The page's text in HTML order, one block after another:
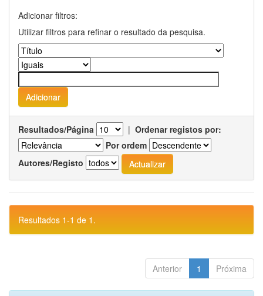
Adicionar filtros:
Utilizar filtros para refinar o resultado da pesquisa.
Resultados/Página | Ordenar registos por:
Por ordem
Autores/Registo
Resultados 1-1 de 1.
Anterior 1 Próxima